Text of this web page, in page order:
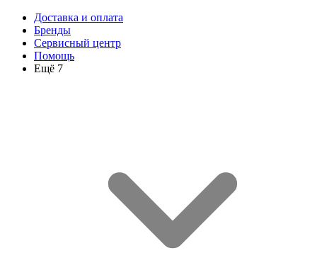
Доставка и оплата
Бренды
Сервисный центр
Помощь
Ещё 7